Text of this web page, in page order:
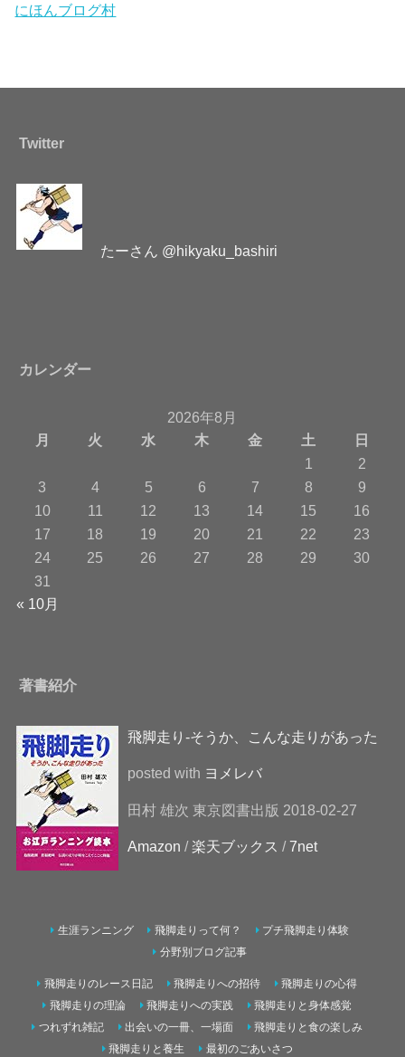
にほんブログ村
Twitter
たーさん @hikyaku_bashiri
カレンダー
2026年8月
月
火 水 木 金 土
日
1
2
3
4 5 6 7 8
9
10
11 12 13 14 15
16
17
18 19 20 21 22
23
24
25 26 27 28 29
30
31
« 10月
著書紹介
飛脚走り-そうか、こんな走りがあった
posted with ヨメレバ
田村 雄次 東京図書出版 2018-02-27
Amazon /楽天ブックス /7net
生涯ランニング 飛脚走りって何？
プチ飛脚走り体験
分野別ブログ記事
飛脚走りのレース日記 飛脚走りへの招待
飛脚走りの心得
飛脚走りの理論
飛脚走りへの実践
飛脚走りと身体感覚
つれずれ雑記
出会いの一冊、一場面
飛脚走りと食の楽しみ
飛脚走りと養生
最初のごあいさつ